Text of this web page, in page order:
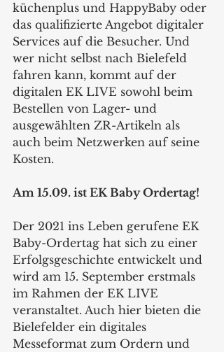
küchenplus und HappyBaby oder
das qualifizierte Angebot digitaler
Services auf die Besucher. Und
wer nicht selbst nach Bielefeld
fahren kann, kommt auf der
digitalen EK LIVE sowohl beim
Bestellen von Lager- und
ausgewählten ZR-Artikeln als
auch beim Netzwerken auf seine
Kosten.
Am 15.09. ist EK Baby Ordertag!
Der 2021 ins Leben gerufene EK
Baby-Ordertag hat sich zu einer
Erfolgsgeschichte entwickelt und
wird am 15. September erstmals
im Rahmen der EK LIVE
veranstaltet. Auch hier bieten die
Bielefelder ein digitales
Messeformat zum Ordern und